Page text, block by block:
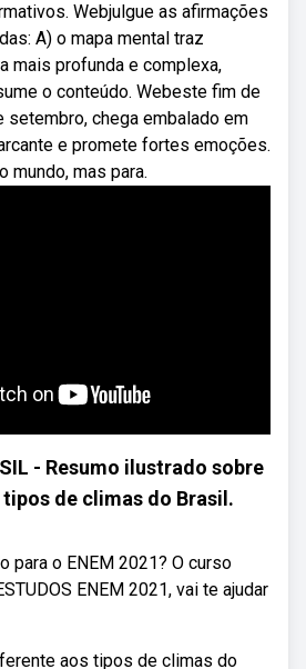
Webjulgue as afirmações
A) o mapa mental traz
mais profunda e complexa,
o conteúdo. Webeste fim de
setembro, chega embalado em
e promete fortes emoções.
mundo, mas para.
- Resumo ilustrado sobre
de climas do Brasil.
para o ENEM 2021? O curso
ENEM 2021, vai te ajudar
aos tipos de climas do